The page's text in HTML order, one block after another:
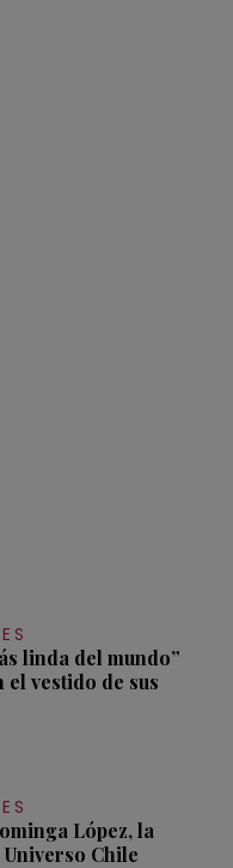
linda del mundo”
el vestido de sus
López, la
Chile